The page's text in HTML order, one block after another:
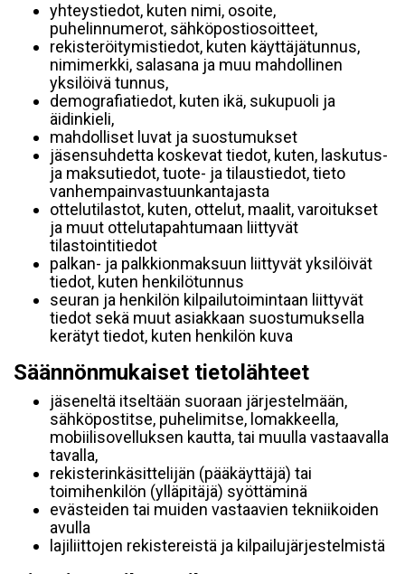
yhteystiedot, kuten nimi, osoite,
puhelinnumerot, sähköpostiosoitteet,
rekisteröitymistiedot, kuten käyttäjätunnus,
nimimerkki, salasana ja muu mahdollinen
yksilöivä tunnus,
demografiatiedot, kuten ikä, sukupuoli ja
äidinkieli,
mahdolliset luvat ja suostumukset
jäsensuhdetta koskevat tiedot, kuten, laskutus-
ja maksutiedot, tuote- ja tilaustiedot, tieto
vanhempainvastuunkantajasta
ottelutilastot, kuten, ottelut, maalit, varoitukset
ja muut ottelutapahtumaan liittyvät
tilastointitiedot
palkan- ja palkkionmaksuun liittyvät yksilöivät
tiedot, kuten henkilötunnus
seuran ja henkilön kilpailutoimintaan liittyvät
tiedot sekä muut asiakkaan suostumuksella
kerätyt tiedot, kuten henkilön kuva
Säännönmukaiset tietolähteet
jäseneltä itseltään suoraan järjestelmään,
sähköpostitse, puhelimitse, lomakkeella,
mobiilisovelluksen kautta, tai muulla vastaavalla
tavalla,
rekisterinkäsittelijän (pääkäyttäjä) tai
toimihenkilön (ylläpitäjä) syöttäminä
evästeiden tai muiden vastaavien tekniikoiden
avulla
lajiliittojen rekistereistä ja kilpailujärjestelmistä